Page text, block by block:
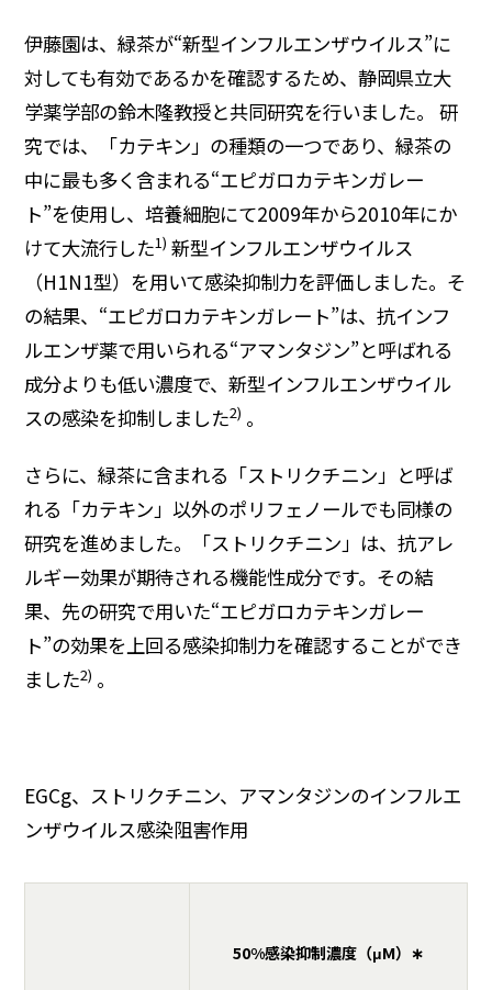
伊藤園は、緑茶が“新型インフルエンザウイルス”に
対しても有効であるかを確認するため、静岡県立大
学薬学部の鈴木隆教授と共同研究を行いました。 研
究では、「カテキン」の種類の一つであり、緑茶の
中に最も多く含まれる“エピガロカテキンガレー
ト”を使用し、培養細胞にて2009年から2010年にか
けて大流行した1) 新型インフルエンザウイルス
（H1N1型）を用いて感染抑制力を評価しました。そ
の結果、“エピガロカテキンガレート”は、抗インフ
ルエンザ薬で用いられる“アマンタジン”と呼ばれる
成分よりも低い濃度で、新型インフルエンザウイル
スの感染を抑制しました2) 。
さらに、緑茶に含まれる「ストリクチニン」と呼ば
れる「カテキン」以外のポリフェノールでも同様の
研究を進めました。「ストリクチニン」は、抗アレ
ルギー効果が期待される機能性成分です。その結
果、先の研究で用いた“エピガロカテキンガレー
ト”の効果を上回る感染抑制力を確認することができ
ました2) 。
EGCg、ストリクチニン、アマンタジンのインフルエ
ンザウイルス感染阻害作用
50%感染抑制濃度（μM）∗